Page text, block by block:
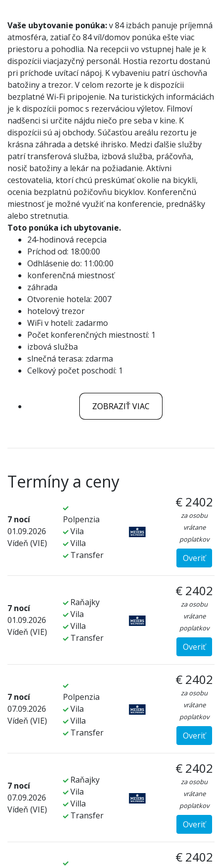
Vaše ubytovanie ponúka:v 84 izbách panuje príjemná
atmosféra, zatiaľ čo 84 víl/domov ponúka ešte viac
priestoru a pohodlia. Na recepcii vo vstupnej hale je k
dispozícii viacjazyčný personál. Hostia rezortu dostanú
pri príchode uvítací nápoj. K vybaveniu patrí úschovňa
batožiny a trezor. V celom rezorte je k dispozícii
bezplatné Wi-Fi pripojenie. Na turistických informáciách
je k dispozícii pomoc s rezerváciou výletov. Filmoví
nadšenci si určite nájdu niečo pre seba v kine. K
dispozícii sú aj obchody. Súčasťou areálu rezortu je
krásna záhrada a detské ihrisko. Medzi ďalšie služby
patrí transferová služba, izbová služba, práčovňa,
nosič batožiny a lekár na požiadanie. Aktívni
cestovatelia, ktorí chcú preskúmať okolie na bicykli,
ocenia bezplatnú požičovňu bicyklov. Konferenčnú
miestnosť je možné využiť na konferencie, prednášky
alebo stretnutia.
Toto ponúka ich ubytovanie.
24-hodinová recepcia
Príchod od: 18:00:00
Odhlásenie do: 11:00:00
konferenčná miestnosť
záhrada
Otvorenie hotela: 2007
hotelový trezor
WiFi v hoteli: zadarmo
Počet konferenčných miestností: 1
izbová služba
slnečná terasa: zdarma
Celkový počet poschodí: 1
ZOBRAZIŤ VIAC
Termíny a ceny
7 nocí
01.09.2026
Vídeň (VIE)
Polpenzia
Vila
Villa
Transfer
€ 2402
za osobu
vrátane
poplatkov
Overiť
7 nocí
01.09.2026
Vídeň (VIE)
Raňajky
Vila
Villa
Transfer
€ 2402
za osobu
vrátane
poplatkov
Overiť
7 nocí
07.09.2026
Vídeň (VIE)
Polpenzia
Vila
Villa
Transfer
€ 2402
za osobu
vrátane
poplatkov
Overiť
7 nocí
07.09.2026
Vídeň (VIE)
Raňajky
Vila
Villa
Transfer
€ 2402
za osobu
vrátane
poplatkov
Overiť
€ 2402